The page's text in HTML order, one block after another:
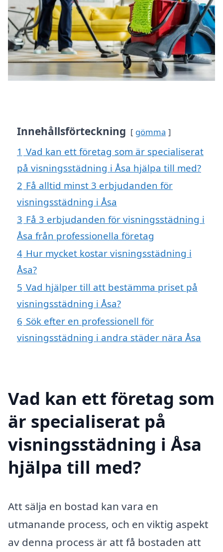
Innehållsförteckning gömma
1 Vad kan ett företag som är specialiserat
på visningsstädning i Åsa hjälpa till med?
2 Få alltid minst 3 erbjudanden för
visningsstädning i Åsa
3 Få 3 erbjudanden för visningsstädning i
Åsa från professionella företag
4 Hur mycket kostar visningsstädning i
Åsa?
5 Vad hjälper till att bestämma priset på
visningsstädning i Åsa?
6 Sök efter en professionell för
visningsstädning i andra städer nära Åsa
Vad kan ett företag som
är specialiserat på
visningsstädning i Åsa
hjälpa till med?
Att sälja en bostad kan vara en
utmanande process, och en viktig aspekt
av denna process är att få bostaden att